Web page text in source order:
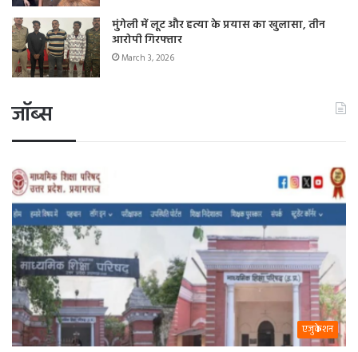
मुंगेली में लूट और हत्या के प्रयास का खुलासा, तीन
आरोपी गिरफ्तार
March 3, 2026
जॉब्स
एजुकेशन